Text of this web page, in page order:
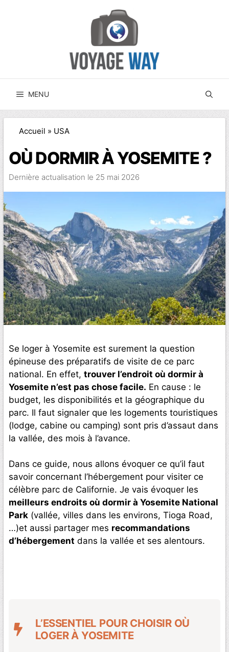
MENU
Accueil » USA
OÙ DORMIR À YOSEMITE ?
25 mai 2026
Se loger à Yosemite est surement la question
épineuse des préparatifs de visite de ce parc
national. En effet, trouver l’endroit où dormir à
Yosemite n’est pas chose facile. En cause : le
budget, les disponibilités et la géographique du
parc. Il faut signaler que les logements touristiques
(lodge, cabine ou camping) sont pris d’assaut dans
la vallée, des mois à l’avance.
Dans ce guide, nous allons évoquer ce qu’il faut
savoir concernant l’hébergement pour visiter ce
célèbre parc de Californie. Je vais évoquer les
meilleurs endroits où dormir à Yosemite National
Park (vallée, villes dans les environs, Tioga Road,
…)et aussi partager mes recommandations
d’hébergement dans la vallée et ses alentours.
L’ESSENTIEL POUR CHOISIR OÙ
LOGER À YOSEMITE